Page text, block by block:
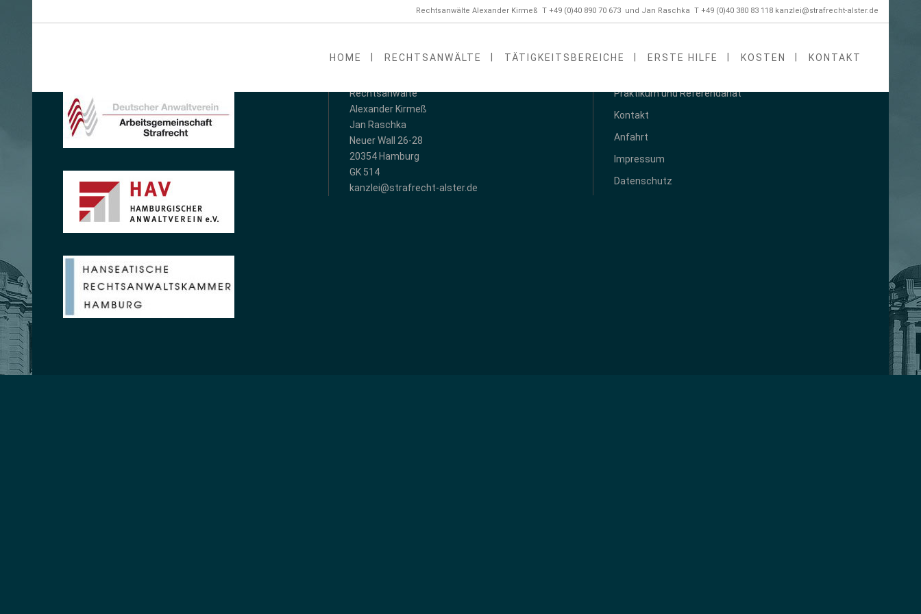
Rechtsanwälte Alexander Kirmeß T +49 (0)40 890 70 673 und Jan Raschka T +49 (0)40 380 83 118 kanzlei@strafrecht-alster.de
HOME RECHTSANWÄLTE TÄTIGKEITSBEREICHE ERSTE HILFE KOSTEN KONTAKT
ADRESSE
Rechtsanwälte
Alexander Kirmeß
Jan Raschka
Neuer Wall 26-28
20354 Hamburg
GK 514
kanzlei@strafrecht-alster.de
MENÜ
Praktikum und Referendariat
Kontakt
Anfahrt
Impressum
Datenschutz